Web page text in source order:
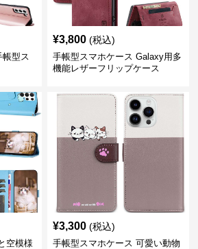
帳型ス
¥3,800 (税込)
手帳型スマホケース Galaxy用多
機能レザーフリップケース
空模様
¥3,300 (税込)
手帳型スマホケース 可愛い動物